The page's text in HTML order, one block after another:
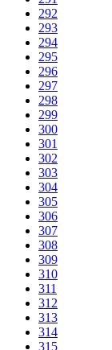
292
293
294
295
296
297
298
299
300
301
302
303
304
305
306
307
308
309
310
311
312
313
314
315